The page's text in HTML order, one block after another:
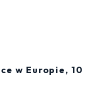
w Europie, 10